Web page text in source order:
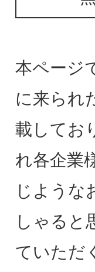
本ページ
に来られ
載してお
れ各企業
じような
しゃると
ていただ